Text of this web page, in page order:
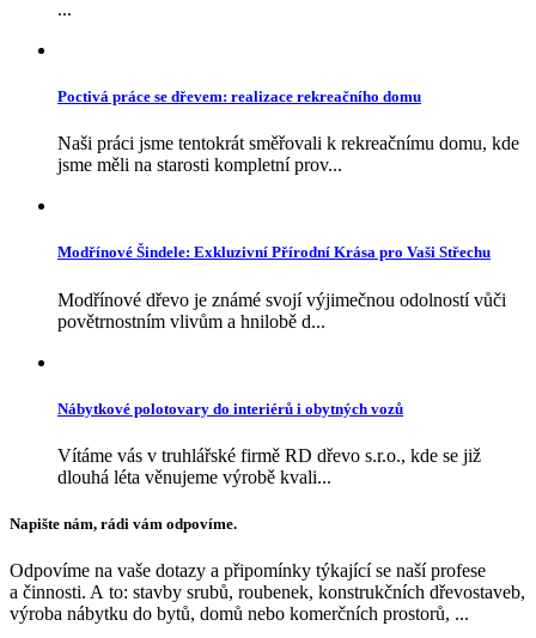
...
Poctivá práce se dřevem: realizace rekreačního domu
Naši práci jsme tentokrát směřovali k rekreačnímu domu, kde
jsme měli na starosti kompletní prov...
Modřínové Šindele: Exkluzivní Přírodní Krása pro Vaši Střechu
Modřínové dřevo je známé svojí výjimečnou odolností vůči
povětrnostním vlivům a hnilobě d...
Nábytkové polotovary do interiérů i obytných vozů
Vítáme vás v truhlářské firmě RD dřevo s.r.o., kde se již
dlouhá léta věnujeme výrobě kvali...
Napište nám, rádi vám odpovíme.
Odpovíme na vaše dotazy a připomínky týkající se naší profese
a činnosti. A to: stavby srubů, roubenek, konstrukčních dřevostaveb,
výroba nábytku do bytů, domů nebo komerčních prostorů, ...